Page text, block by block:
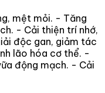
mệt mỏi. - Tăng
- Cải thiện trí nhớ,
độc gan, giảm tác
lão hóa cơ thể. -
động mạch. - Cải